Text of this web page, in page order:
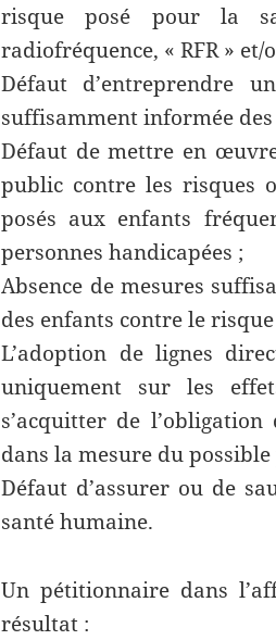
risque posé pour la
radiofréquence, « RFR » et/
Défaut d’entreprendre
suffisamment informée
Défaut de mettre en
public contre les risques
posés aux enfants
personnes handicapées ;
Absence de mesures
des enfants contre le
L’adoption de lignes
uniquement sur les
s’acquitter de
dans la mesure du
Défaut d’assurer ou de
santé humaine.
Un pétitionnaire dans
résultat :